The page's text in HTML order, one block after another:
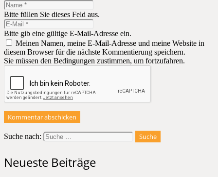
Bitte füllen Sie dieses Feld aus.
Bitte gib eine gültige E-Mail-Adresse ein.
Meinen Namen, meine E-Mail-Adresse und meine Website in
diesem Browser für die nächste Kommentierung speichern.
Sie müssen den Bedingungen zustimmen, um fortzufahren.
Kommentar abschicken
Suche nach:
Neueste Beiträge